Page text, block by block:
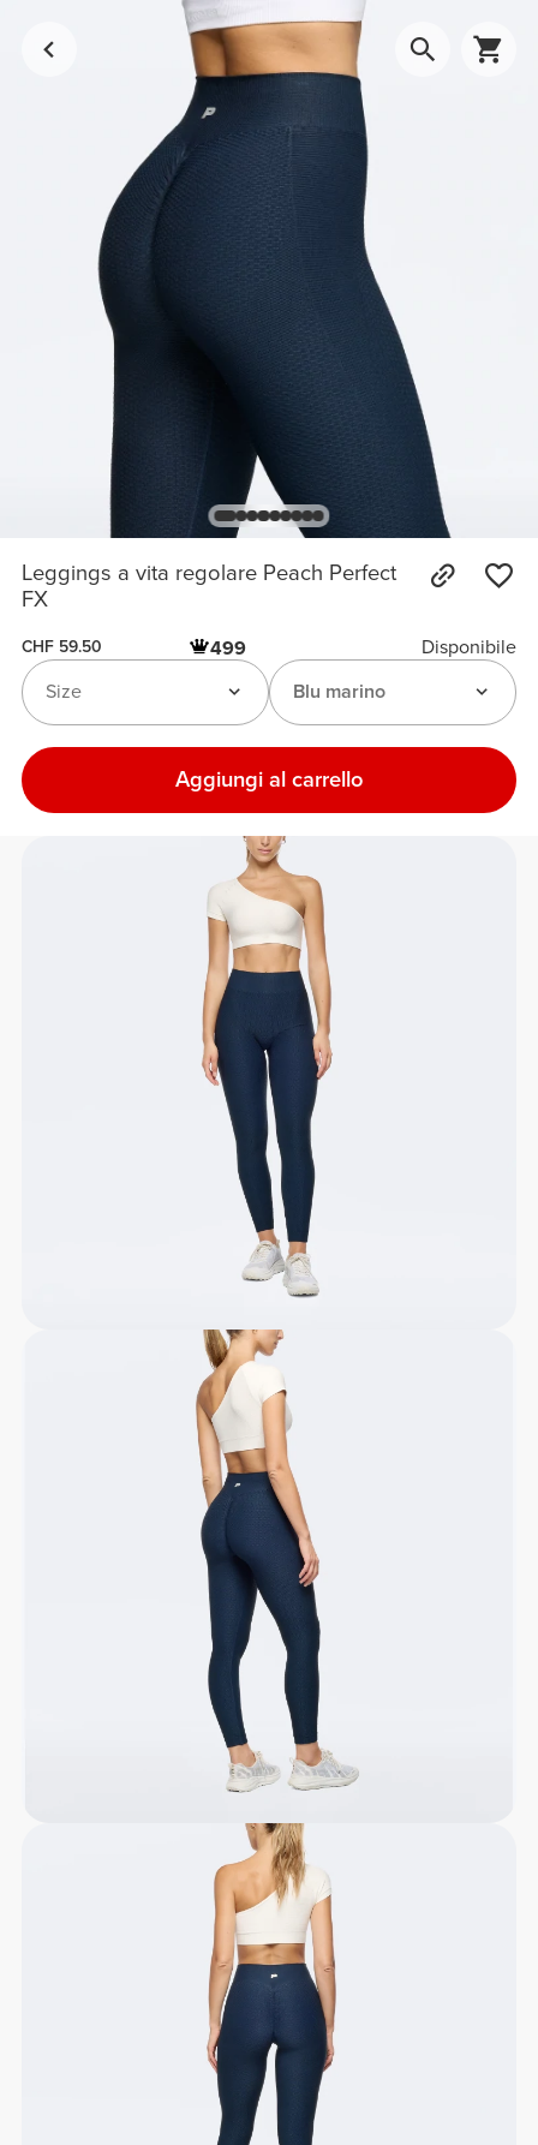
Leggings a vita regolare Peach Perfect
FX
CHF 59.50 499
Disponibile
Blu marino
Size
Aggiungi al carrello